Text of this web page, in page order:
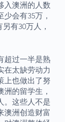
入澳洲的人数
会有35万，
有30万人，
超过一半是熟
在太缺劳动力
上也做出了努
的留学生，
。这些人不是
澳洲创造财富